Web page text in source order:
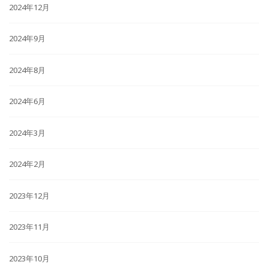
2024年12月
2024年9月
2024年8月
2024年6月
2024年3月
2024年2月
2023年12月
2023年11月
2023年10月